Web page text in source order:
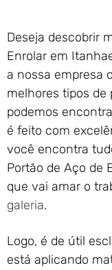
Deseja descobrir
Enrolar em
a nossa empresa
melhores tipos de
podemos
é feito com
você encontra
Portão de Aço de
que vai amar o
galeria.
Logo, é de útil
está aplicando